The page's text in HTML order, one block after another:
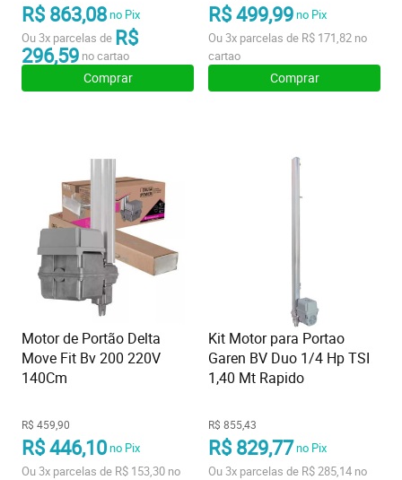
R$ 863,08no Pix
Ou3x parcelas de R$
296,59 no cartao
Comprar
R$ 499,99no Pix
Ou3x parcelas de R$ 171,82 no
cartao
Comprar
Motor de Portão Delta
Move Fit Bv 200 220V
140Cm
R$ 459,90
R$ 446,10no Pix
Ou3x parcelas de R$ 153,30 no
Kit Motor para Portao
Garen BV Duo 1/4 Hp TSI
1,40 Mt Rapido
R$ 855,43
R$ 829,77no Pix
Ou3x parcelas de R$ 285,14 no